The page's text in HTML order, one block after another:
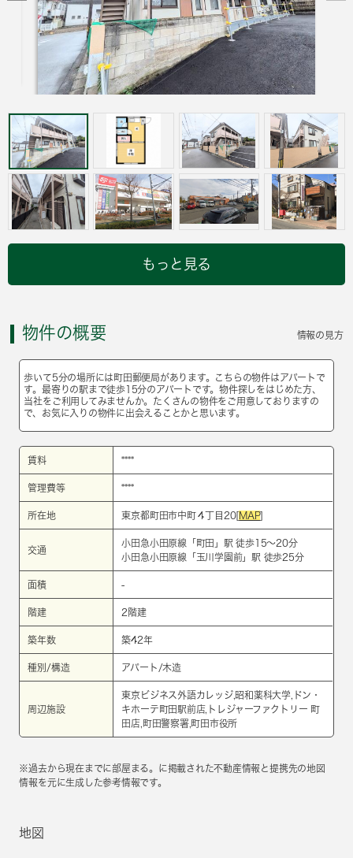
もっと見る
物件の概要 情報の見方
歩いて5分の場所には町田郵便局があります。こちらの物件はアパートで
す。最寄りの駅まで徒歩15分のアパートです。物件探しをはじめた方、
当社をご利用してみませんか。たくさんの物件をご用意しておりますの
で、お気に入りの物件に出会えることかと思います。
賃料 ****
管理費等 ****
所在地 東京都町田市中町４丁目20[ MAP]
交通
小田急小田原線 「 町田 」駅 徒歩15～20分
小田急小田原線 「 玉川学園前」駅 徒歩25分
面積 -
階建 2階建
築年数 築42年
種別/構造 アパート/木造
周辺施設
東京ビジネス外語カレッジ,昭和薬科大学,ドン・
キホーテ町田駅前店,トレジャーファクトリー 町
田店,町田警察署,町田市役所
※過去から現在までに部屋まる。に掲載された不動産情報と提携先の地図
情報を元に生成した参考情報です。
地図